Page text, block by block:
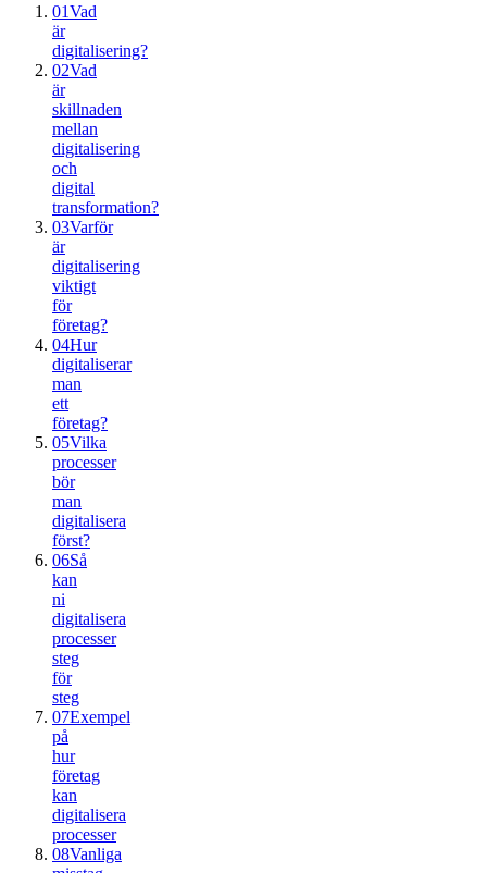
01Vad
är
digitalisering?
02Vad
är
skillnaden
mellan
digitalisering
och
digital
transformation?
03Varför
är
digitalisering
viktigt
för
företag?
04Hur
digitaliserar
man
ett
företag?
05Vilka
processer
bör
man
digitalisera
först?
06Så
kan
ni
digitalisera
processer
steg
för
steg
07Exempel
på
hur
företag
kan
digitalisera
processer
08Vanliga